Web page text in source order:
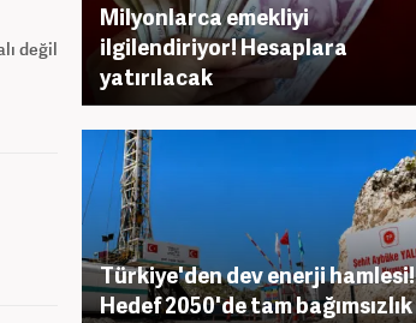
değil
Milyonlarca emekliyi
ilgilendiriyor! Hesaplara
yatırılacak
Türkiye'den dev enerji hamlesi!
Hedef 2050'de tam bağımsızlık